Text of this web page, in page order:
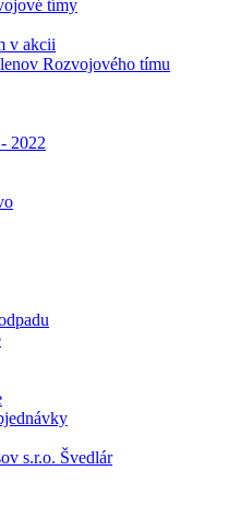
tímy
v akcii
Rozvojového tímu
2022
s.r.o. Švedlár